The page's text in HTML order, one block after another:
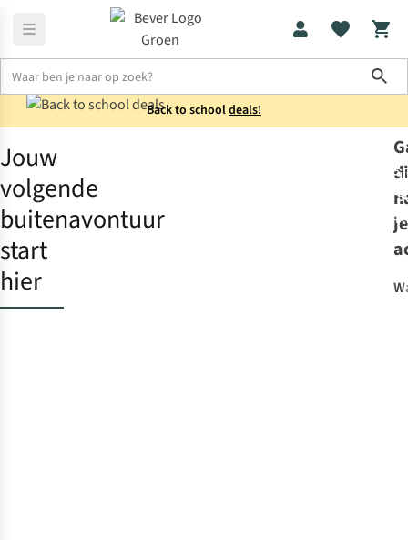
Back to schooldeals!
Home Blog
Jouw
volgende
buitenavontuur
start
hier
je